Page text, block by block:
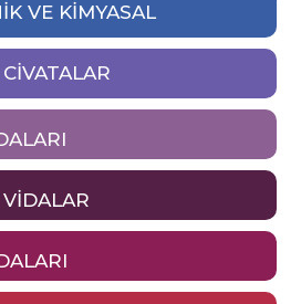
VE KIMYASAL